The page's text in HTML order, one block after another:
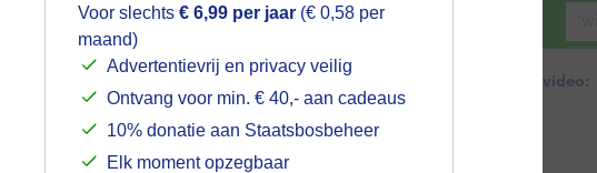
Voor slechts € 6,99 per jaar (€ 0,58 per
maand)
Advertentievrij en privacy veilig
Ontvang voor min. € 40,- aan cadeaus
10% donatie aan Staatsbosbeheer
Elk moment opzegbaar
Foto en video Weerzine
Zoeken in foto & video:
Mogen we je locatie gebruiken voor
het weer?